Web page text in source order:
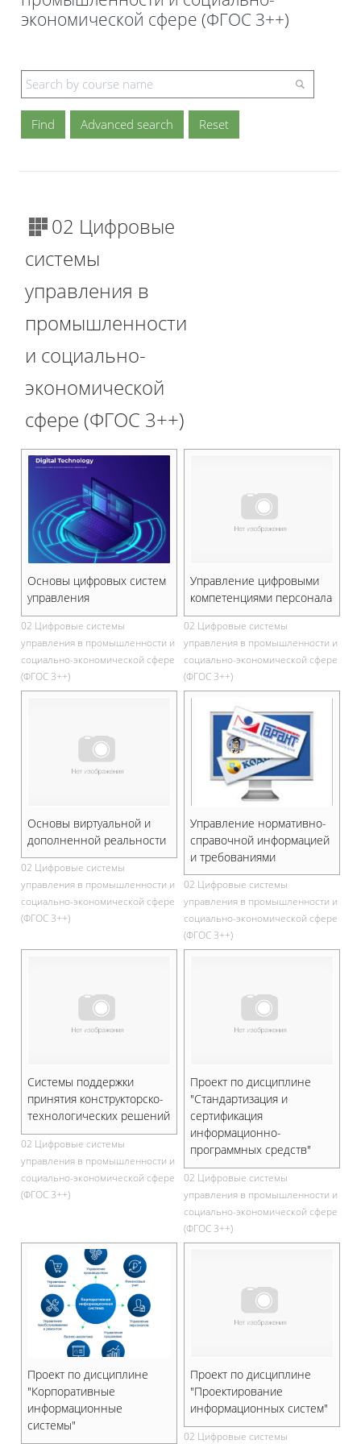
экономической сфере (ФГОС 3++)
Advanced search
02 Цифровые
системы
управления в
промышленности
и социально-
экономической
сфере (ФГОС 3++)
Основы цифровых систем
управления
02 Цифровые системы
управления в промышленности и
социально-экономической сфере
(ФГОС 3++)
Управление цифровыми
компетенциями персонала
02 Цифровые системы
управления в промышленности и
социально-экономической сфере
(ФГОС 3++)
Основы виртуальной и
дополненной реальности
02 Цифровые системы
управления в промышленности и
социально-экономической сфере
(ФГОС 3++)
Управление нормативно-
справочной информацией
и требованиями
02 Цифровые системы
управления в промышленности и
социально-экономической сфере
(ФГОС 3++)
Системы поддержки
принятия конструкторско-
технологических решений
02 Цифровые системы
управления в промышленности и
социально-экономической сфере
(ФГОС 3++)
Проект по дисциплине
"Стандартизация и
сертификация
информационно-
программных средств"
02 Цифровые системы
управления в промышленности и
социально-экономической сфере
(ФГОС 3++)
Проект по дисциплине
"Корпоративные
информационные
системы"
Проект по дисциплине
"Проектирование
информационных систем"
02 Цифровые системы